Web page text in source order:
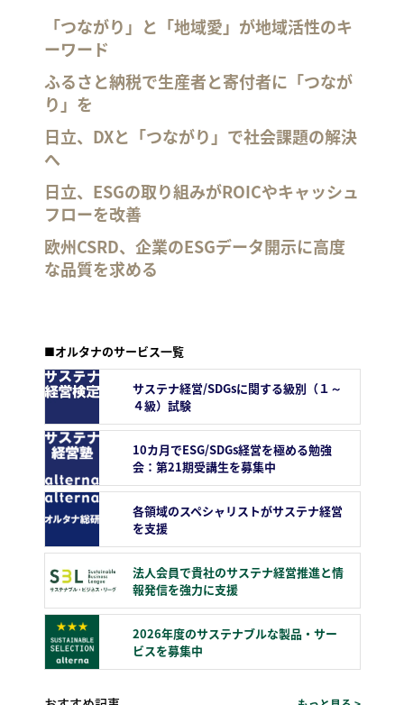
「つながり」と「地域愛」が地域活性のキ
ーワード
ふるさと納税で生産者と寄付者に「つなが
り」を
日立、DXと「つながり」で社会課題の解決
へ
日立、ESGの取り組みがROICやキャッシュ
フローを改善
欧州CSRD、企業のESGデータ開示に高度
な品質を求める
■オルタナのサービス一覧
サステナ経営/SDGsに関する級別（１～
４級）試験
10カ月でESG/SDGs経営を極める勉強
会：第21期受講生を募集中
各領域のスペシャリストがサステナ経営
を支援
法人会員で貴社のサステナ経営推進と情
報発信を強力に支援
2026年度のサステナブルな製品・サー
ビスを募集中